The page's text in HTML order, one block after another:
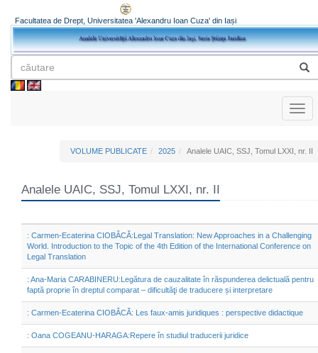
Facultatea de Drept, Universitatea 'Alexandru Ioan Cuza' din Iași
VOLUME PUBLICATE 2025 Analele UAIC, SSJ, Tomul LXXI, nr. II
Analele UAIC, SSJ, Tomul LXXI, nr. II
: Carmen-Ecaterina CIOBÂCĂ:Legal Translation: New Approaches in a Challenging
World. Introduction to the Topic of the 4th Edition of the International Conference on
Legal Translation
: Ana-Maria CARABINERU:Legătura de cauzalitate în răspunderea delictuală pentru
faptă proprie în dreptul comparat – dificultăţi de traducere și interpretare
: Carmen-Ecaterina CIOBÂCĂ: Les faux-amis juridiques : perspective didactique
: Oana COGEANU-HARAGA:Repere în studiul traducerii juridice